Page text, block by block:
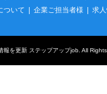
ついて
企業ご担当者様 求
報を更新 ステップアップjob . All